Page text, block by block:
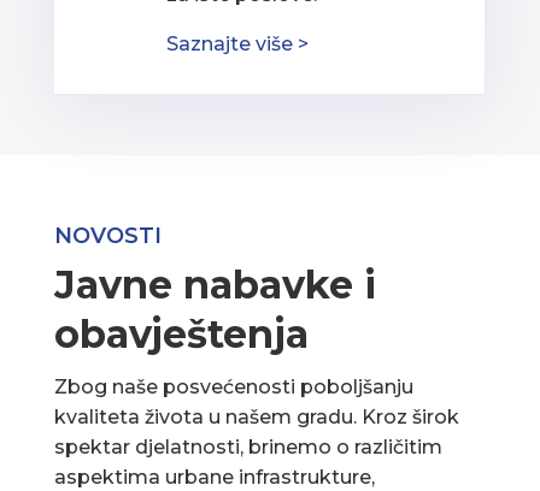
Saznajte više >
NOVOSTI
Javne nabavke i
obavještenja
Zbog naše posvećenosti poboljšanju
kvaliteta života u našem gradu. Kroz širok
spektar djelatnosti, brinemo o različitim
aspektima urbane infrastrukture,